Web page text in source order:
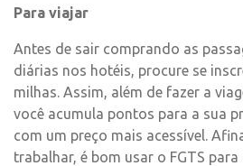
Para viajar
Antes de sair comprando as
diárias nos hotéis, procure se
milhas. Assim, além de fazer a
você acumula pontos para a sua
com um preço mais acessível.
trabalhar, é bom usar o FGTS